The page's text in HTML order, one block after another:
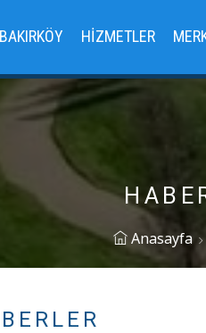
BAKIRKÖY HIZMETLER
Anasayfa